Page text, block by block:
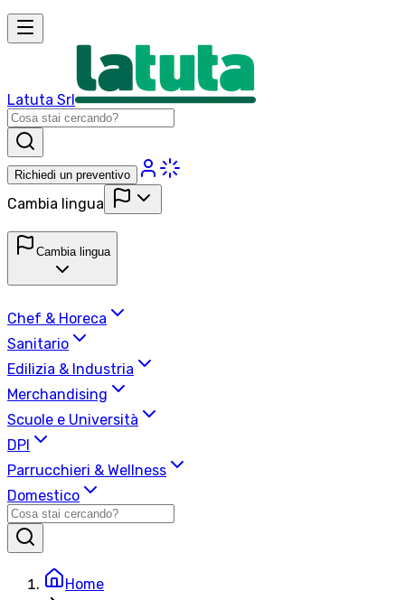
Latuta Srl
Richiedi un preventivo
Cambia lingua
Cambia lingua
Chef & Horeca
Sanitario
Edilizia & Industria
Merchandising
Scuole e Università
DPI
Parrucchieri & Wellness
Domestico
Home